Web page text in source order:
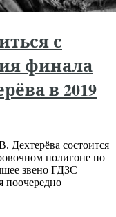
с
финала
в 2019
Дехтерёва состоится
полигоне по
звено ГДЗС
поочередно